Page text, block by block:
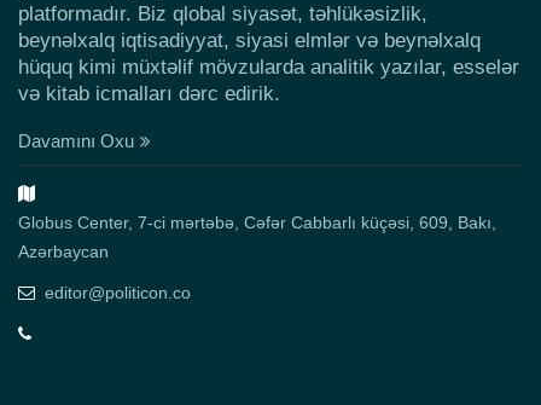
platformadır. Biz qlobal siyasət, təhlükəsizlik,
beynəlxalq iqtisadiyyat, siyasi elmlər və beynəlxalq
hüquq kimi müxtəlif mövzularda analitik yazılar, esselər
və kitab icmalları dərc edirik.
Davamını Oxu
Globus Center, 7-ci mərtəbə, Cəfər Cabbarlı küçəsi, 609, Bakı,
Azərbaycan
editor@politicon.co